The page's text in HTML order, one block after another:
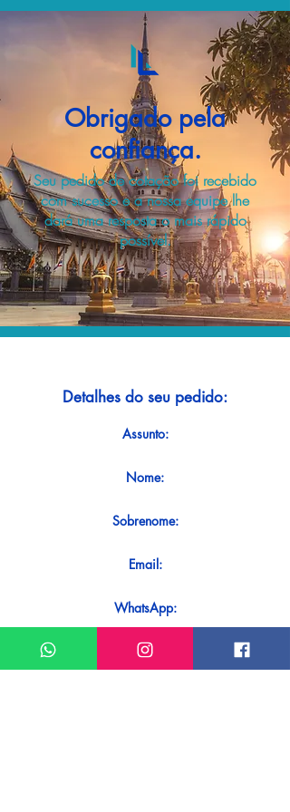
Obrigado pela
confiança.
Seu pedido de cotação foi recebido
com sucesso e a nossa equipe lhe
dará uma resposta o mais rápido
possível.
Detalhes do seu pedido:
Assunto:
Nome:
Sobrenome:
Email:
WhatsApp:
Mensagem: